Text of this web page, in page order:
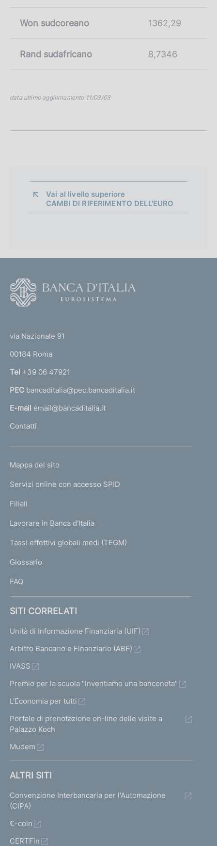
Won sudcoreano 1362,29
Rand sudafricano 8,7346
data ultimo aggiornamento 11/03/03
Vai al livello superiore
CAMBI DI RIFERIMENTO DELL'EURO
r
n
a
l
'
m
e
a
g
via Nazionale 91
00184 Roma
Tel +39 06 47921
PEC bancaditalia@pec.bancaditalia.it
E-mail email@bancaditalia.it
Contatti
L
N
K
T
I
I
Mappa del sito
Servizi online con accesso SPID
Filiali
Lavorare in Banca d'Italia
Tassi effettivi globali medi (TEGM)
Glossario
FAQ
SITI CORRELATI
Unità di Informazione Finanziaria (UIF)
Arbitro Bancario e Finanziario (ABF)
IVASS
Premio per la scuola "Inventiamo una banconota"
L'Economia per tutti
Portale di prenotazione on-line delle visite a
Palazzo Koch
Mudem
ALTRI SITI
Convenzione Interbancaria per l'Automazione
(CIPA)
€-coin
CERTFin